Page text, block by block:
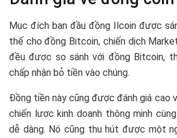
Mục đích ban đầu đồng Ilcoin được
thế cho đồng Bitcoin, chiến dịch
đều được so sánh với đồng Bitcoin,
chấp nhận bỏ tiền vào chúng.
Đồng tiền này cũng được đánh giá cao
chiến lược kinh doanh thông minh
dễ dàng. Nó cũng thu hút được một